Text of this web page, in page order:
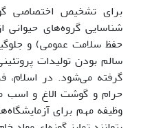
برای تشخیص اختصاصی
شناسایی گروه‌های
حفظ سلامت عمومی) و
سالم بودن تولیدات
گرفته می‌شود. در اسلام،
حرام و گوشت الاغ و اسب
وظیفه مهم برای